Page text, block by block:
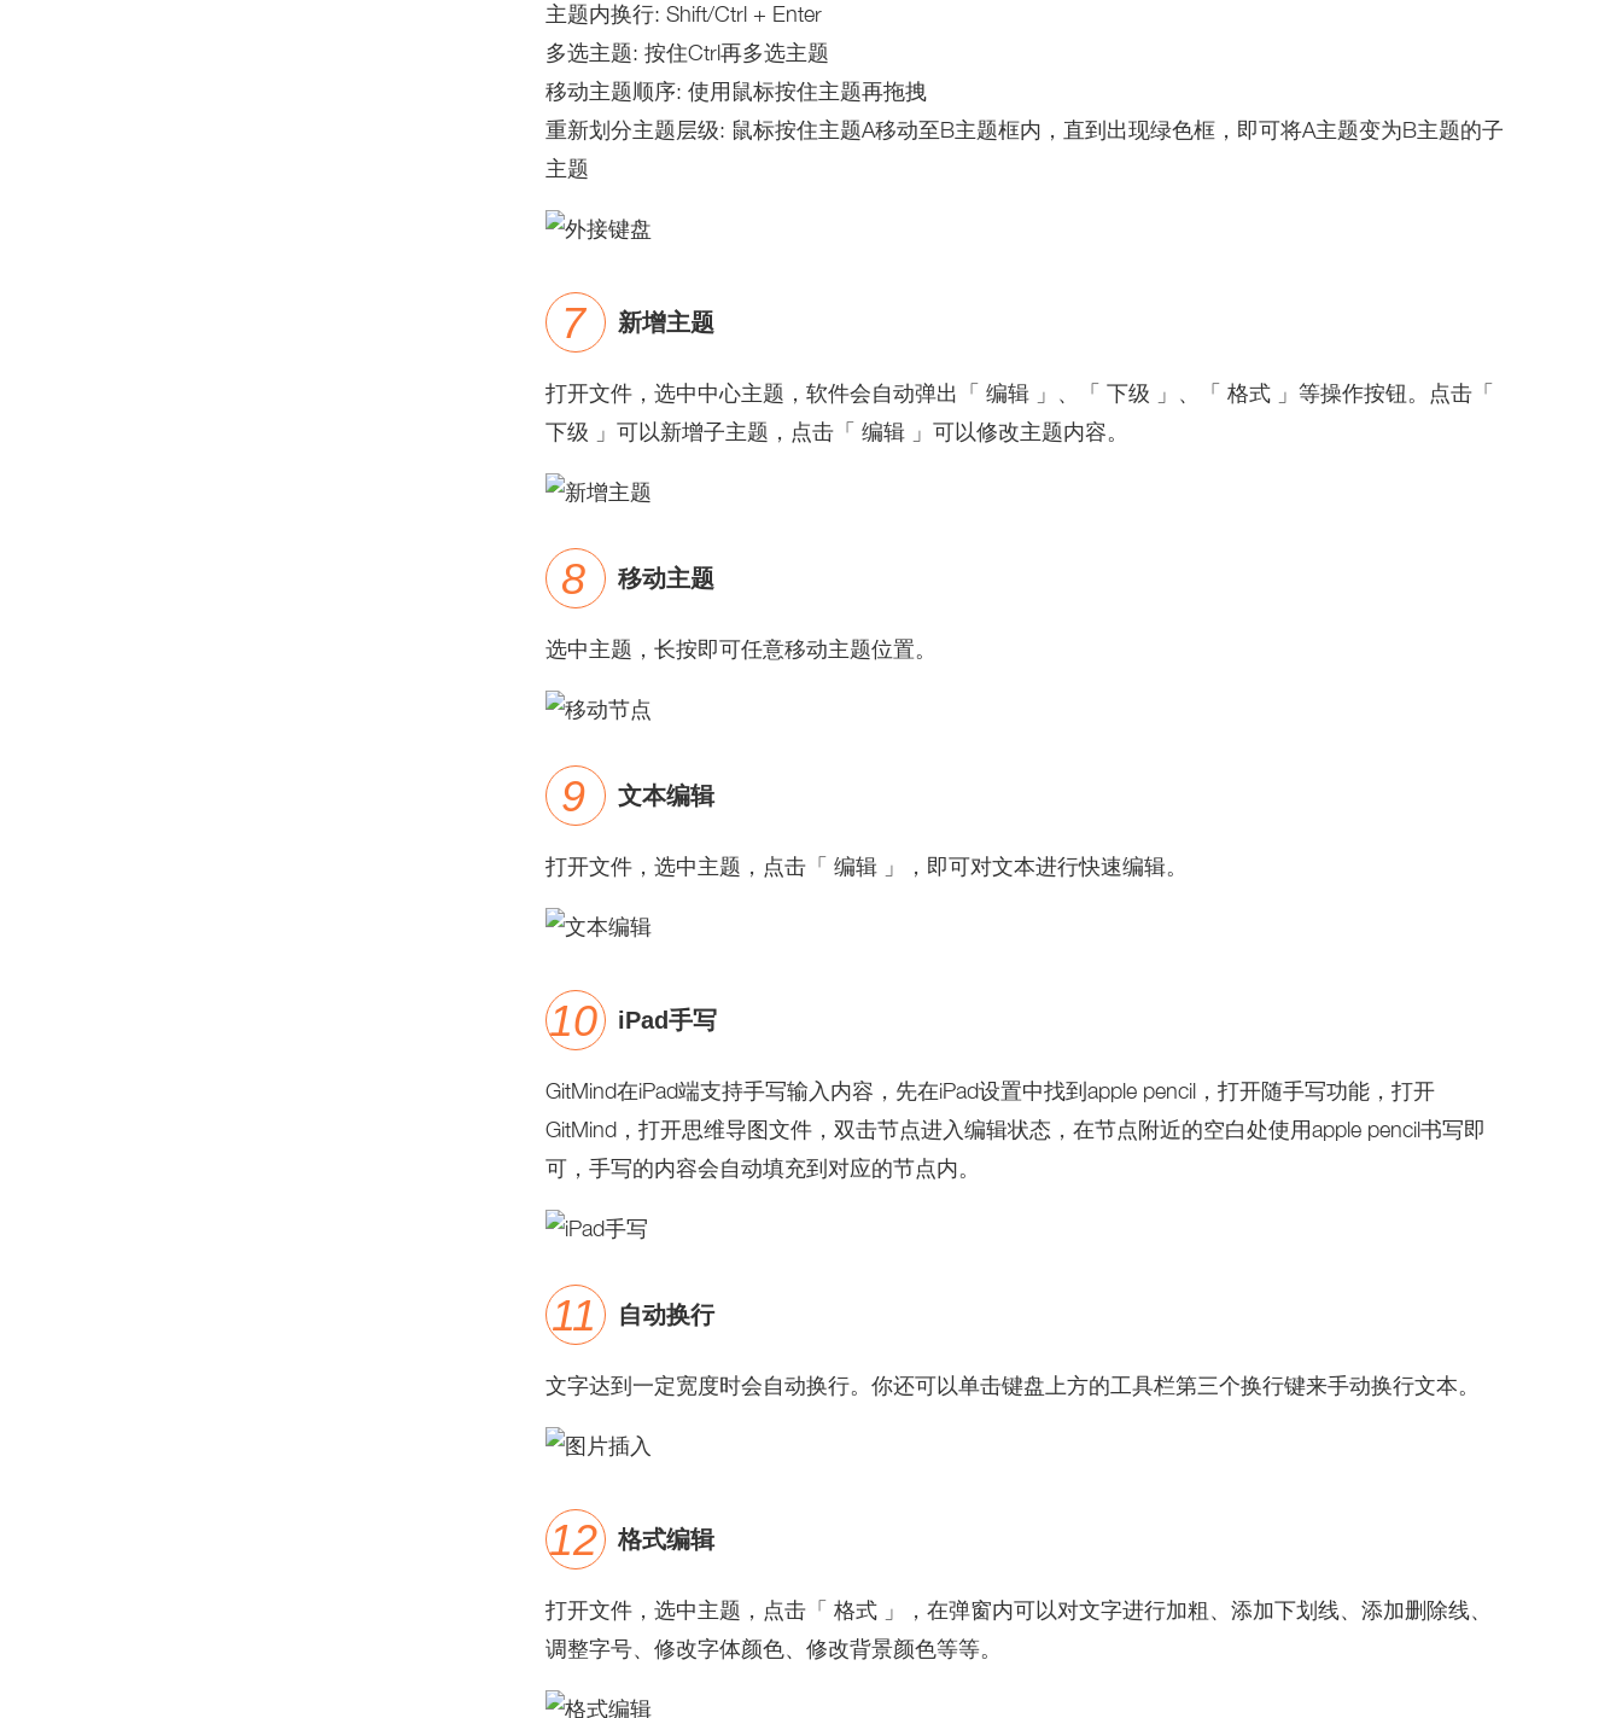
主题内换行: Shift/Ctrl + Enter
多选主题: 按住Ctrl再多选主题
移动主题顺序: 使用鼠标按住主题再拖拽
重新划分主题层级: 鼠标按住主题A移动至B主题框内，直到出现绿色框，即可将A主题变为B主题的子
主题
新增主题
打开文件，选中中心主题，软件会自动弹出「 编辑 」、「 下级 」、「 格式 」等操作按钮。点击「
下级 」可以新增子主题，点击「 编辑 」可以修改主题内容。
移动主题
选中主题，长按即可任意移动主题位置。
文本编辑
打开文件，选中主题，点击「 编辑 」，即可对文本进行快速编辑。
iPad手写
GitMind在iPad端支持手写输入内容，先在iPad设置中找到apple pencil，打开随手写功能，打开
GitMind，打开思维导图文件，双击节点进入编辑状态，在节点附近的空白处使用apple pencil书写即
可，手写的内容会自动填充到对应的节点内。
自动换行
文字达到一定宽度时会自动换行。你还可以单击键盘上方的工具栏第三个换行键来手动换行文本。
格式编辑
打开文件，选中主题，点击「 格式 」，在弹窗内可以对文字进行加粗、添加下划线、添加删除线、
调整字号、修改字体颜色、修改背景颜色等等。